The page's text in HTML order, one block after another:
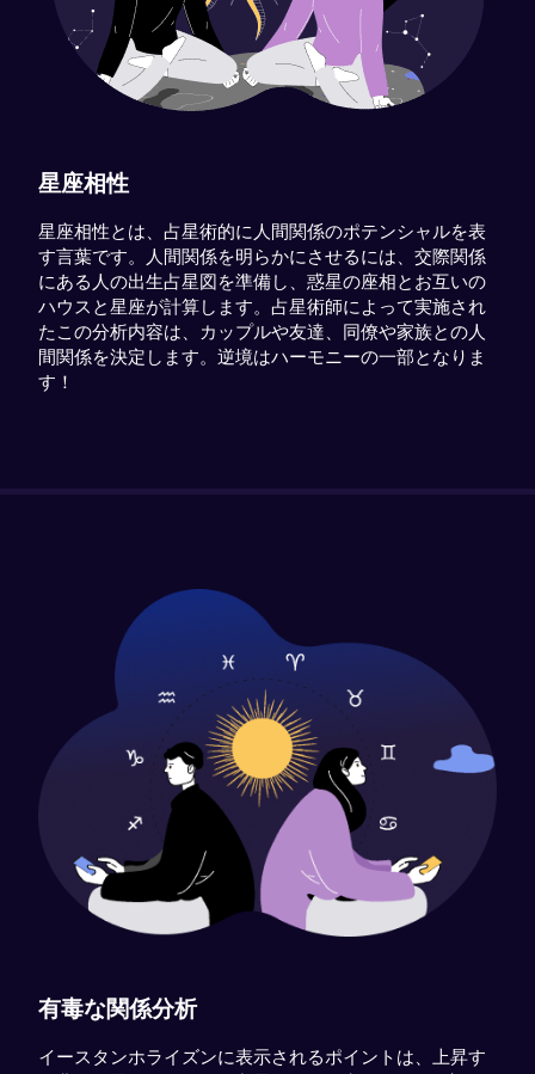
星座相性
星座相性とは、占星術的に人間関係のポテンシャルを表
す言葉です。人間関係を明らかにさせるには、交際関係
にある人の出生占星図を準備し、惑星の座相とお互いの
ハウスと星座が計算します。占星術師によって実施され
たこの分析内容は、カップルや友達、同僚や家族との人
間関係を決定します。逆境はハーモニーの一部となりま
す！
有毒な関係分析
イースタンホライズンに表示されるポイントは、上昇す